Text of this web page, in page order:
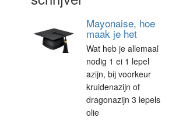
Mayonaise, hoe
maak je het
Wat heb je allemaal
nodig 1 ei 1 lepel
azijn, bij voorkeur
kruidenazijn of
dragonazijn 3 lepels
olie